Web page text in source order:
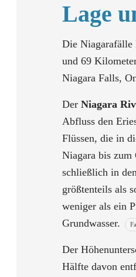
Lage
Die
und 69
Niagara Falls,
Der Niagara
Abfluss den
Flüssen, die in
Niagara bis zum
schließlich in
größtenteils als
weniger als ein
Grundwasser.
Der
Hälfte davon